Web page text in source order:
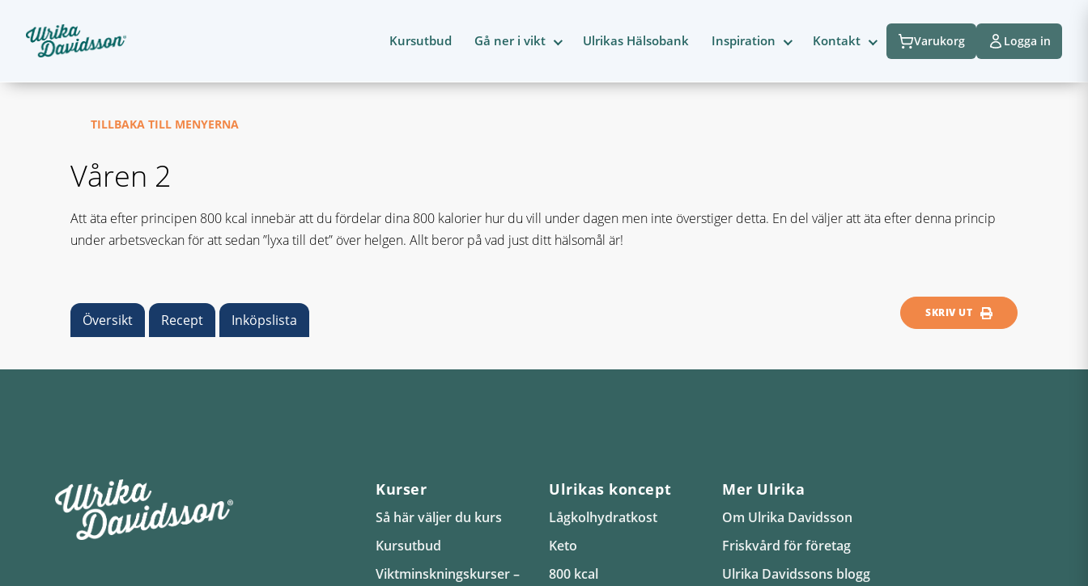
Kursutbud Gå ner i vikt Ulrikas Hälsobank Inspiration Kontakt Varukorg Logga in
TILLBAKA TILL MENYERNA
Våren 2
Att äta efter principen 800 kcal innebär att du fördelar dina 800 kalorier hur du vill under dagen men inte överstiger detta. En del väljer att äta efter denna princip
under arbetsveckan för att sedan ”lyxa till det” över helgen. Allt beror på vad just ditt hälsomål är!
Översikt Recept Inköpslista SKRIV UT
Kurser
Så här väljer du kurs
Kursutbud
Viktminskningskurser –
Ulrikas koncept
Lågkolhydratkost
Keto
800 kcal
Mer Ulrika
Om Ulrika Davidsson
Friskvård för företag
Ulrika Davidssons blogg